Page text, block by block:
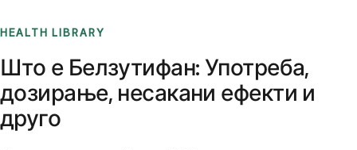
HEALTH LIBRARY
Што е Белзутифан: Употреба,
дозирање, несакани ефекти и
друго